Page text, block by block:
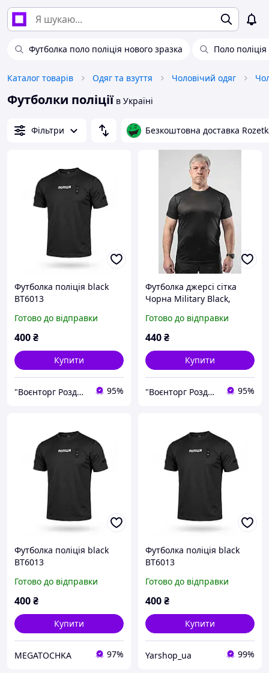
Футболка поло поліція нового зразка Поло
Каталог товарів Одяг та взуття Чоловічий одяг
Футболки поліціїв Україні
Фільтри Безкоштовна доставка
Футболка поліція black
ВТ6013
Готово до відправки
400₴
Купити
"Воєнторг Роздріб/Опт": На варті вашої безпеки! 95%
Футболка джерсі сітка
Чорна Military Black,
футболка сітка, сітка для
поліції футболка
Готово до відправки
440₴
Купити
"Воєнторг Роздріб/Опт": На варті вашої безпеки! 95%
Футболка поліція black
ВТ6013
Готово до відправки
400₴
Купити
MEGATOCHKA 97%
Футболка поліція black
ВТ6013
Готово до відправки
400₴
Купити
Yarshop_ua 99%